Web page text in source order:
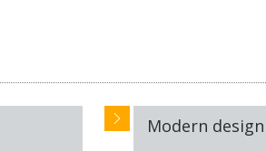
Modern design